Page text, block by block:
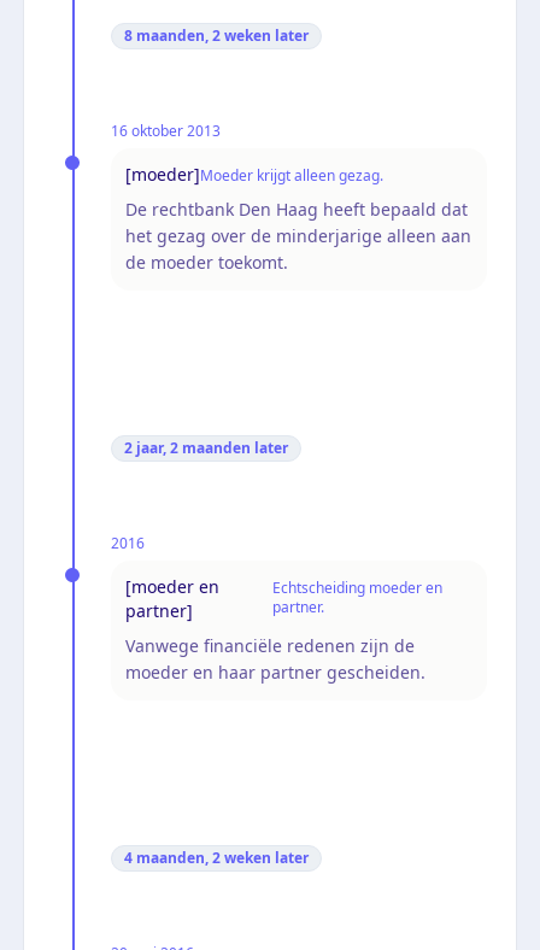
8 maanden, 2 weken later
16 oktober 2013
[moeder]Moeder krijgt alleen gezag.
De rechtbank Den Haag heeft bepaald dat
het gezag over de minderjarige alleen aan
de moeder toekomt.
2 jaar, 2 maanden later
2016
[moeder en
partner]
Echtscheiding moeder en
partner.
Vanwege financiële redenen zijn de
moeder en haar partner gescheiden.
4 maanden, 2 weken later